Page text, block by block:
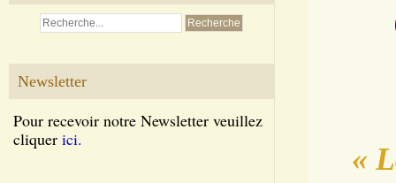
Newsletter
Pour recevoir notre Newsletter veuillez
cliquer ici.
«